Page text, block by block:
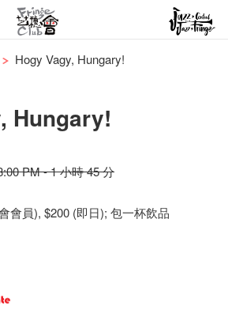
Hogy Vagy, Hungary!
Hungary!
PM - 1 小時 45 分
會員), $200 (即日); 包一杯飲品